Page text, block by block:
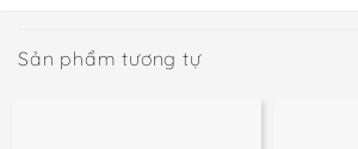
Sản phẩm tương tự